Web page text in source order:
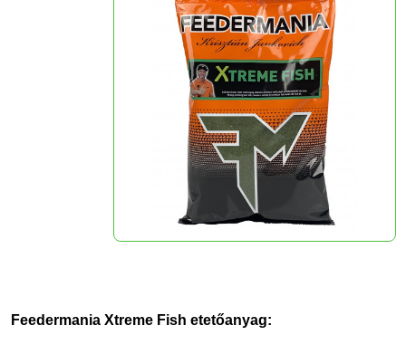
Feedermania Xtreme Fish etetőanyag: